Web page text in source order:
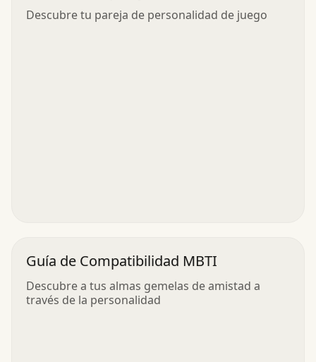
Descubre tu pareja de personalidad de juego
Guía de Compatibilidad MBTI
Descubre a tus almas gemelas de amistad a
través de la personalidad